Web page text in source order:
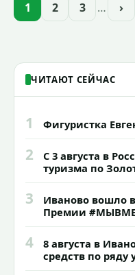
1 2 3 … ›
ЧИТАЮТ СЕЙЧАС
1 Фигуристка
2
С 3 августа в
туризма по
3
Иваново вошло
Премии
4
8 августа в
средств по ряду